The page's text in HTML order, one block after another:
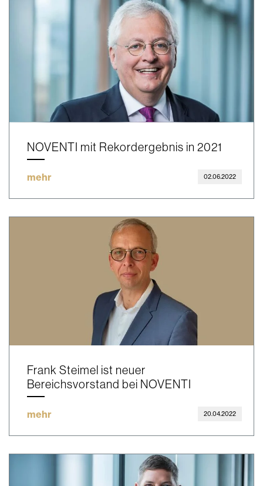
NOVENTI mit Rekordergebnis in 2021
mehr 02.06.2022
Frank Steimel ist neuer
Bereichsvorstand bei NOVENTI
mehr 20.04.2022